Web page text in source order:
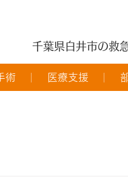
千葉県白井市の救
術 医療支援